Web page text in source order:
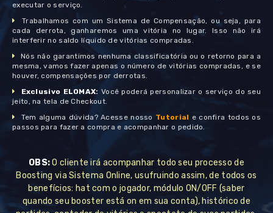
executar o serviço.
Trabalhamos com um Sistema de Compensação, ou seja, para
cada derrota, ganharemos uma vitória no lugar. Isso não irá
interferir no saldo líquido de vitórias compradas.
Nós não garantimos nenhuma classificatória ou o retorno para a
mesma, vamos fazer apenas o número de vitórias compradas, e se
houver, compensações por derrotas.
Exclusivo ELOMAX: Você poderá personalizar o serviço do seu
jeito, na tela de Checkout.
Tem alguma dúvida? Acesse nosso Tutorial e confira todos os
passos para fazer a compra e acompanhar o pedido.
OBS:O cliente irá acompanhar todo seu processo de
Boosting via Sistema Online, usufruindo assim, de todos os
benefícios: hat com o jogador, módulo ON/OFF (saber
quando seu booster está on em sua conta), histórico de